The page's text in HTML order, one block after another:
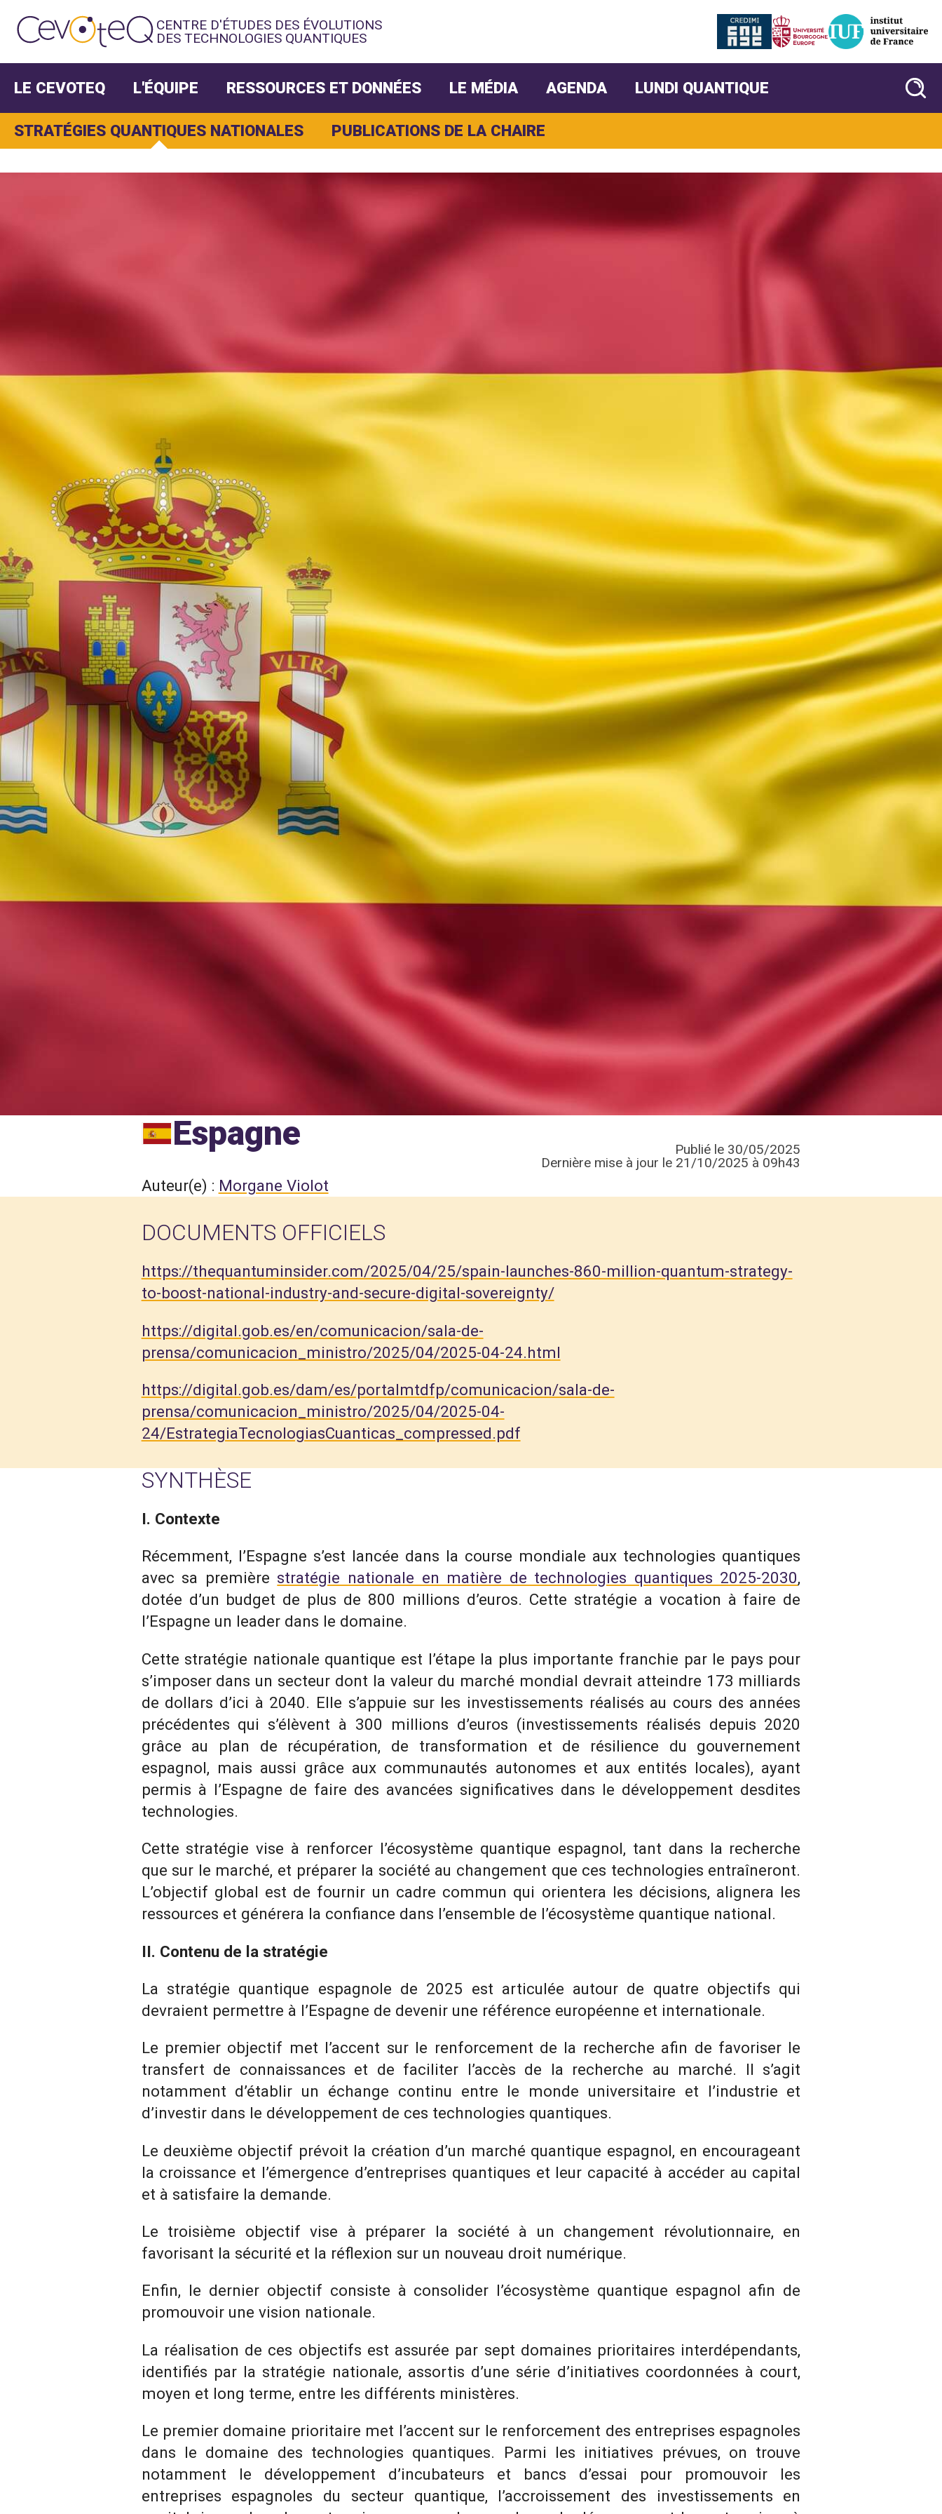
CENTRE D'ÉTUDES DES ÉVOLUTIONS
DES TECHNOLOGIES QUANTIQUES
LE CEVOTEQ L'ÉQUIPE RESSOURCES ET DONNÉES LE MÉDIA AGENDA LUNDI QUANTIQUE
STRATÉGIES QUANTIQUES NATIONALES PUBLICATIONS DE LA CHAIRE
Espagne
Auteur(e) : Morgane Violot
Publié le 30/05/2025
Dernière mise à jour le 21/10/2025 à 09h43
DOCUMENTS OFFICIELS
https://thequantuminsider.com/2025/04/25/spain-launches-860-million-quantum-strategy-
to-boost-national-industry-and-secure-digital-sovereignty/
https://digital.gob.es/en/comunicacion/sala-de-
prensa/comunicacion_ministro/2025/04/2025-04-24.html
https://digital.gob.es/dam/es/portalmtdfp/comunicacion/sala-de-
prensa/comunicacion_ministro/2025/04/2025-04-
24/EstrategiaTecnologiasCuanticas_compressed.pdf
SYNTHÈSE
I. Contexte
Récemment, l’Espagne s’est lancée dans la course mondiale aux technologies quantiques
avec sa première stratégie nationale en matière de technologies quantiques 2025-2030,
dotée d’un budget de plus de 800 millions d’euros. Cette stratégie a vocation à faire de
l’Espagne un leader dans le domaine.
Cette stratégie nationale quantique est l’étape la plus importante franchie par le pays pour
s’imposer dans un secteur dont la valeur du marché mondial devrait atteindre 173 milliards
de dollars d’ici à 2040. Elle s’appuie sur les investissements réalisés au cours des années
précédentes qui s’élèvent à 300 millions d’euros (investissements réalisés depuis 2020
grâce au plan de récupération, de transformation et de résilience du gouvernement
espagnol, mais aussi grâce aux communautés autonomes et aux entités locales), ayant
permis à l’Espagne de faire des avancées significatives dans le développement desdites
technologies.
Cette stratégie vise à renforcer l’écosystème quantique espagnol, tant dans la recherche
que sur le marché, et préparer la société au changement que ces technologies entraîneront.
L’objectif global est de fournir un cadre commun qui orientera les décisions, alignera les
ressources et générera la confiance dans l’ensemble de l’écosystème quantique national.
II. Contenu de la stratégie
La stratégie quantique espagnole de 2025 est articulée autour de quatre objectifs qui
devraient permettre à l’Espagne de devenir une référence européenne et internationale.
Le premier objectif met l’accent sur le renforcement de la recherche afin de favoriser le
transfert de connaissances et de faciliter l’accès de la recherche au marché. Il s’agit
notamment d’établir un échange continu entre le monde universitaire et l’industrie et
d’investir dans le développement de ces technologies quantiques.
Le deuxième objectif prévoit la création d’un marché quantique espagnol, en encourageant
la croissance et l’émergence d’entreprises quantiques et leur capacité à accéder au capital
et à satisfaire la demande.
Le troisième objectif vise à préparer la société à un changement révolutionnaire, en
favorisant la sécurité et la réflexion sur un nouveau droit numérique.
Enfin, le dernier objectif consiste à consolider l’écosystème quantique espagnol afin de
promouvoir une vision nationale.
La réalisation de ces objectifs est assurée par sept domaines prioritaires interdépendants,
identifiés par la stratégie nationale, assortis d’une série d’initiatives coordonnées à court,
moyen et long terme, entre les différents ministères.
Le premier domaine prioritaire met l’accent sur le renforcement des entreprises espagnoles
dans le domaine des technologies quantiques. Parmi les initiatives prévues, on trouve
notamment le développement d’incubateurs et bancs d’essai pour promouvoir les
entreprises espagnoles du secteur quantique, l’accroissement des investissements en